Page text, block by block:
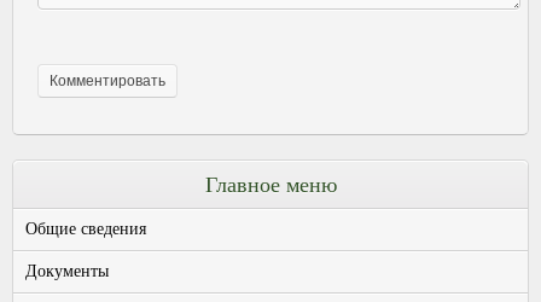
Главное меню
Общие сведения
Документы